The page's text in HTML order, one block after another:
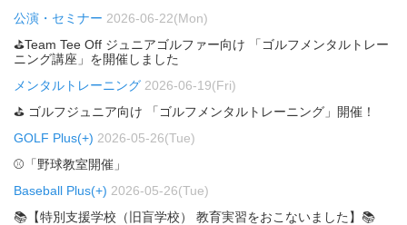
公演・セミナー 2026-06-22(Mon)
⛳Team Tee Off ジュニアゴルファー向け 「ゴルフメンタルトレー
ニング講座」を開催しました
メンタルトレーニング 2026-06-19(Fri)
⛳ ゴルフジュニア向け 「ゴルフメンタルトレーニング」開催！
GOLF Plus(+) 2026-05-26(Tue)
⚾「野球教室開催」
Baseball Plus(+) 2026-05-26(Tue)
📚【特別支援学校（旧盲学校） 教育実習をおこないました】📚